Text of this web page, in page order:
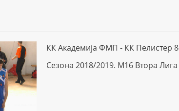
КК Академија ФМП - КК Пелистер
Сезона 2018/2019. М16 Втора Лига